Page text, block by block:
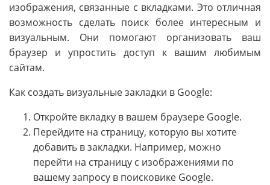
изображения, связанные с вкладками. Это отличная
возможность сделать поиск более интересным и
визуальным. Они помогают организовать ваш
браузер и упростить доступ к вашим любимым
сайтам.
Как создать визуальные закладки в Google:
Откройте вкладку в вашем браузере Google.
Перейдите на страницу, которую вы хотите
добавить в закладки. Например, можно
перейти на страницу с изображениями по
вашему запросу в поисковике Google.